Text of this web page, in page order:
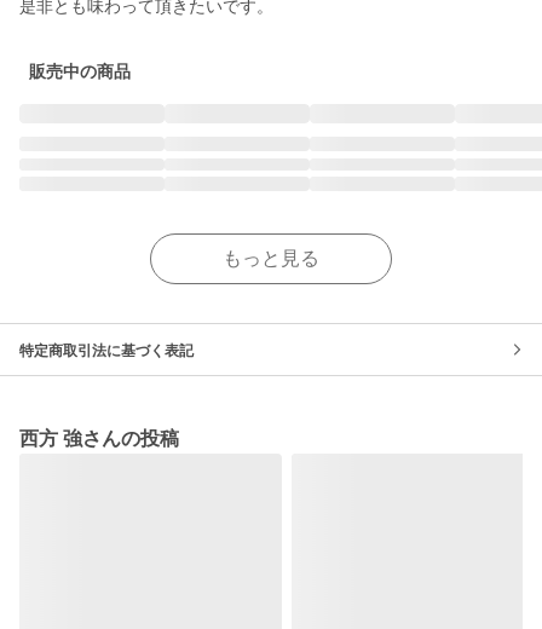
是非とも味わって頂きたいです。
販売中の商品
もっと見る
特定商取引法に基づく表記
西方 強さんの投稿